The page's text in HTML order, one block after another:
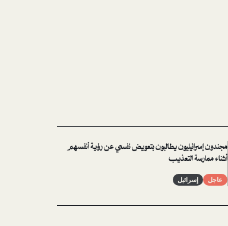
مجندون إسرائيليون يطالبون بتعويض نفسي عن رؤية أنفسهم
أثناء ممارسة التعذيب
عاجل إسرائيل